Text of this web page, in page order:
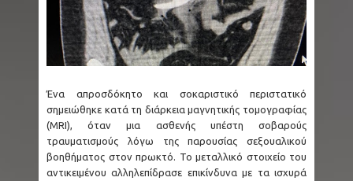
Ένα απροσδόκητο και σοκαριστικό περιστατικό
σημειώθηκε κατά τη διάρκεια μαγνητικής τομογραφίας
(MRI), όταν μια ασθενής υπέστη σοβαρούς
τραυματισμούς λόγω της παρουσίας σεξουαλικού
βοηθήματος στον πρωκτό. Το μεταλλικό στοιχείο του
αντικειμένου αλληλεπίδρασε επικίνδυνα με τα ισχυρά